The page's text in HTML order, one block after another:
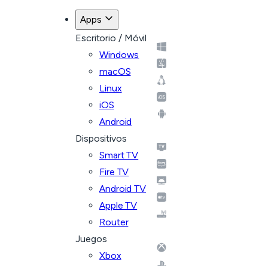
Apps
Escritorio / Móvil
Windows
macOS
Linux
iOS
Android
Dispositivos
Smart TV
Fire TV
Android TV
Apple TV
Router
Juegos
Xbox